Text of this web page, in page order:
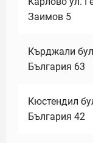
Заимов 5
Кърджали
България 63
Кюстендил
България 42